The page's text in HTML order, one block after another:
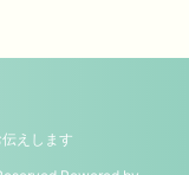
えします